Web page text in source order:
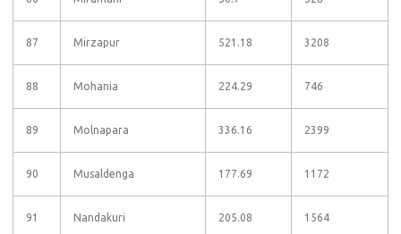
87 Mirzapur 521.18 3208
88 Mohania 224.29 746
89 Molnapara 336.16 2399
90 Musaldenga 177.69 1172
91 Nandakuri 205.08 1564